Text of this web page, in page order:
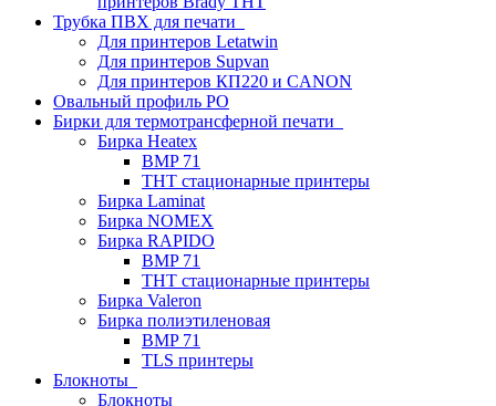
Трубка ПВХ для печати
Для принтеров Letatwin
Для принтеров Supvan
Для принтеров КП220 и CANON
Овальный профиль PO
Бирки для термотрансферной печати
Бирка Heatex
BMP 71
THT стационарные принтеры
Бирка Laminat
Бирка NOMEX
Бирка RAPIDO
BMP 71
THT стационарные принтеры
Бирка Valeron
Бирка полиэтиленовая
BMP 71
TLS принтеры
Блокноты
Блокноты